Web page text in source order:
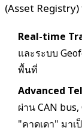
(Asset
Real-time
และระบบ
พื้นที่
Advanced
ผ่าน CAN
"คาดเดา" มาเ